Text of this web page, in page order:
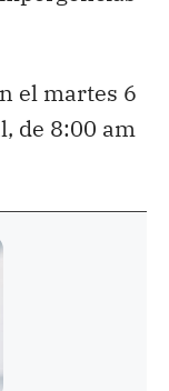
el martes 6
de 8:00 am